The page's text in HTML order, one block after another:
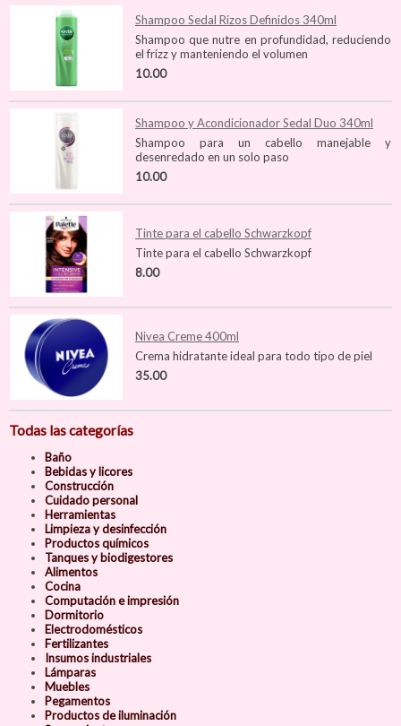
Shampoo Sedal Rizos Definidos 340ml
Shampoo que nutre en profundidad, reduciendo
el frizz y manteniendo el volumen
10.00
Shampoo y Acondicionador Sedal Duo 340ml
Shampoo para un cabello manejable y
desenredado en un solo paso
10.00
Tinte para el cabello Schwarzkopf
Tinte para el cabello Schwarzkopf
8.00
Nivea Creme 400ml
Crema hidratante ideal para todo tipo de piel
35.00
Todas las categorías
Baño
Bebidas y licores
Construcción
Cuidado personal
Herramientas
Limpieza y desinfección
Productos químicos
Tanques y biodigestores
Alimentos
Cocina
Computación e impresión
Dormitorio
Electrodomésticos
Fertilizantes
Insumos industriales
Lámparas
Muebles
Pegamentos
Productos de iluminación